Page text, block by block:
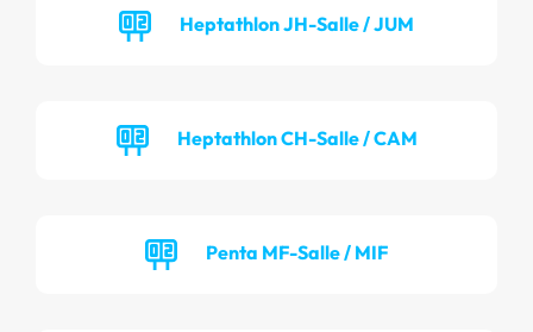
Heptathlon JH-Salle / JUM
Heptathlon CH-Salle / CAM
Penta MF-Salle / MIF